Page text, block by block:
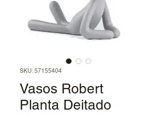
SKU: 57155404
Vasos Robert
Planta Deitado